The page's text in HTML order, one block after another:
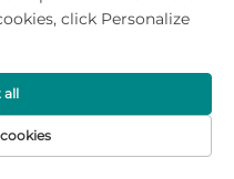
click Personalize
all